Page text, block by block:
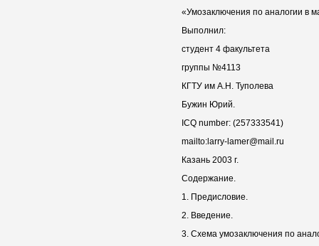
«Умозаключения по аналогии в
Выполнил:
студент 4 факультета
группы №4113
КГТУ им А.Н. Туполева
Бужин Юрий.
ICQ number: (257333541)
mailto:larry-lamer@mail.ru
Казань 2003 г.
Содержание.
1. Предисловие.
2. Введение.
3. Схема умозаключения по